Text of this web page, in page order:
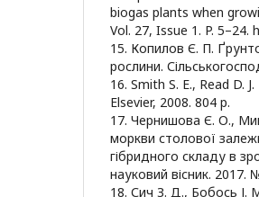
biogas plants when
Vol. 27, Issue 1. P.
15. Копилов Є. П.
рослини.
16. Smith S. E., Read D.
Elsevier, 2008. 804 p.
17. Чернишова Є. О.,
моркви столової
гібридного складу в
науковий вісник. 2017.
18. Сич З. Д., Бобось І.